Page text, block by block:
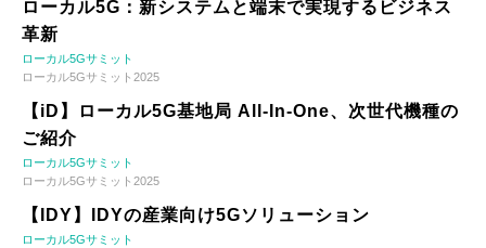
ローカル5G：新システムと端末で実現するビジネス
革新
ローカル5Gサミット
ローカル5Gサミット2025
【iD】ローカル5G基地局 All-In-One、次世代機種の
ご紹介
ローカル5Gサミット
ローカル5Gサミット2025
【IDY】IDYの産業向け5Gソリューション
ローカル5Gサミット